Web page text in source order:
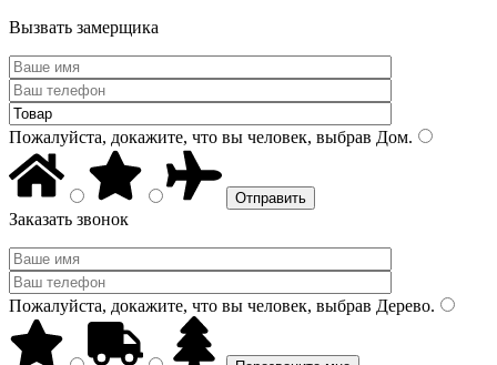
Вызвать замерщика
Пожалуйста, докажите, что вы человек, выбрав Дом.
Заказать звонок
Пожалуйста, докажите, что вы человек, выбрав Дерево.